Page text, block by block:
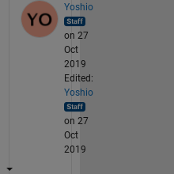
Yoshio
on 27
Oct
2019
Edited:
Yoshio
on 27
Oct
2019